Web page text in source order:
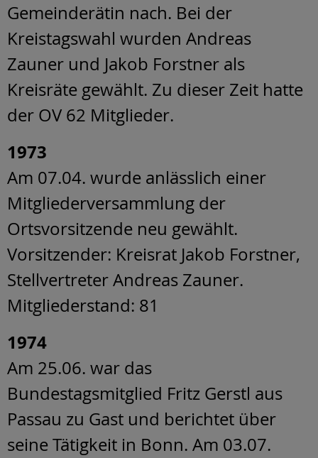
Gemeinderätin nach. Bei der
Kreistagswahl wurden Andreas
Zauner und Jakob Forstner als
Kreisräte gewählt. Zu dieser Zeit hatte
der OV 62 Mitglieder.
1973
Am 07.04. wurde anlässlich einer
Mitgliederversammlung der
Ortsvorsitzende neu gewählt.
Vorsitzender: Kreisrat Jakob Forstner,
Stellvertreter Andreas Zauner.
Mitgliederstand: 81
1974
Am 25.06. war das
Bundestagsmitglied Fritz Gerstl aus
Passau zu Gast und berichtet über
seine Tätigkeit in Bonn. Am 03.07.